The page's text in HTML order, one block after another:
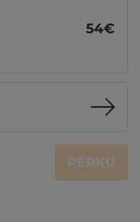
54€
PĒRKU